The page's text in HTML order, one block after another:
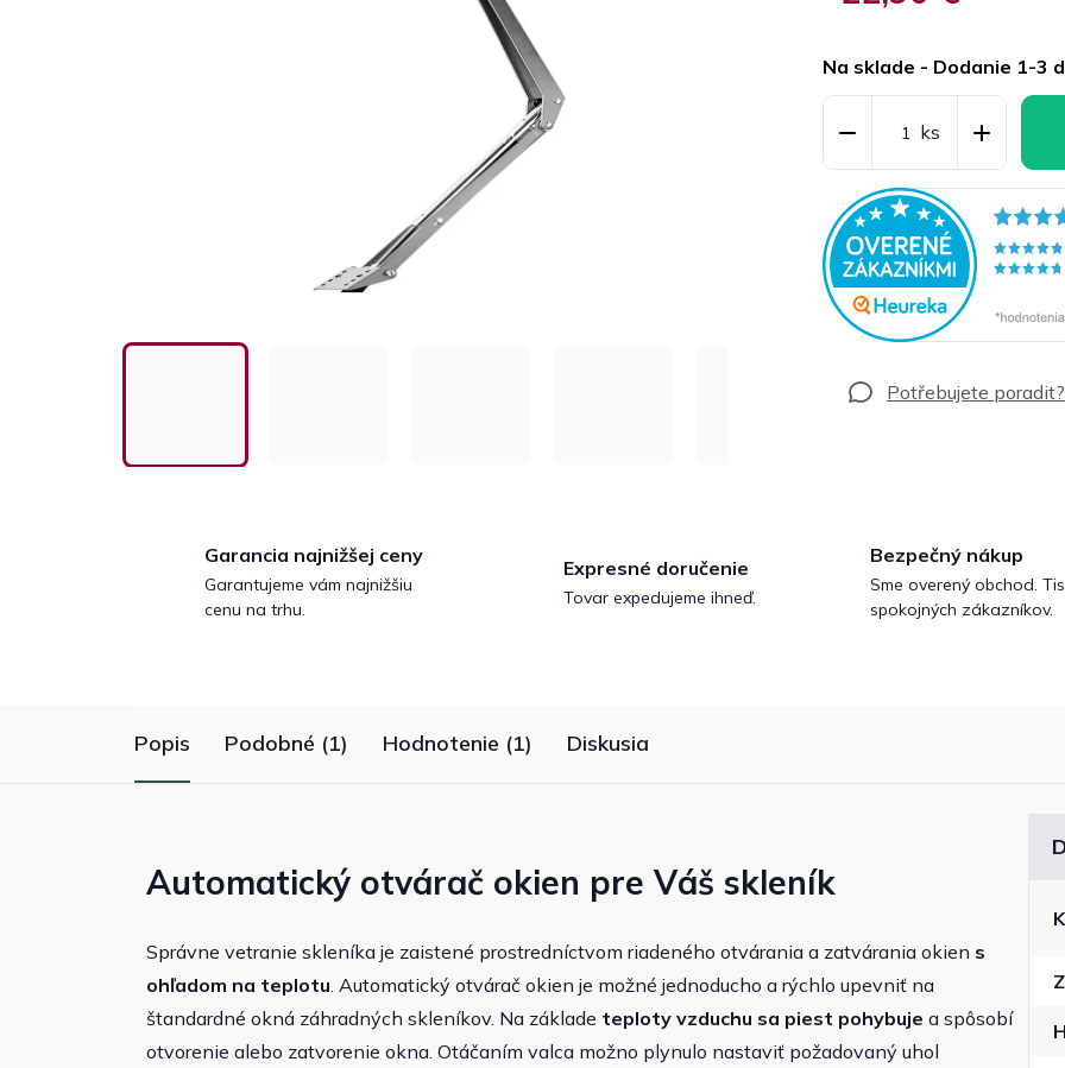
cena:
Na sklade - Dodanie 1-3
Garancia najnižšej ceny
Garantujeme vám najnižšiu
cenu na trhu.
Expresné doručenie
Tovar expedujeme ihneď.
Bezpečný nákup
Sme overený obchod.
spokojných zákazníkov.
Popis Podobné (1) Hodnotenie (1) Diskusia
Automatický otvárač okien pre Váš skleník
Správne vetranie skleníka je zaistené prostredníctvom riadeného otvárania a zatvárania okien s
ohľadom na teplotu. Automatický otvárač okien je možné jednoducho a rýchlo upevniť na
štandardné okná záhradných skleníkov. Na základe teploty vzduchu sa piest pohybuje a spôsobí
otvorenie alebo zatvorenie okna. Otáčaním valca možno plynulo nastaviť požadovaný uhol